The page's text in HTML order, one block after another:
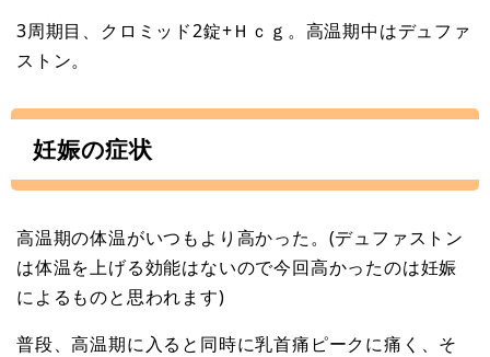
3周期目、クロミッド2錠+Ｈｃｇ。高温期中はデュファ
ストン。
妊娠の症状
高温期の体温がいつもより高かった。(デュファストン
は体温を上げる効能はないので今回高かったのは妊娠
によるものと思われます)
普段、高温期に入ると同時に乳首痛ピークに痛く、そ